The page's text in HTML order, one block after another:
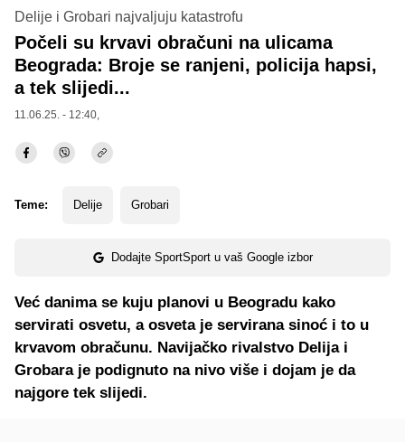
Delije i Grobari najvaljuju katastrofu
Počeli su krvavi obračuni na ulicama
Beograda: Broje se ranjeni, policija hapsi,
a tek slijedi...
11.06.25. - 12:40,
Teme: Delije Grobari
Dodajte SportSport u vaš Google izbor
Već danima se kuju planovi u Beogradu kako
servirati osvetu, a osveta je servirana sinoć i to u
krvavom obračunu. Navijačko rivalstvo Delija i
Grobara je podignuto na nivo više i dojam je da
najgore tek slijedi.